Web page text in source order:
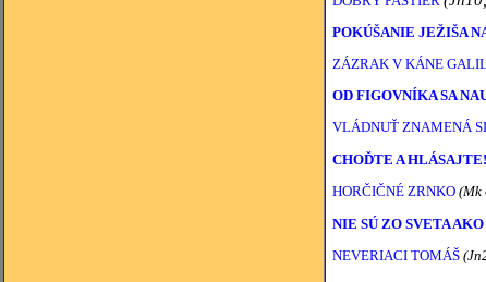
POKÚŠANIE JEŽIŠA
ZÁZRAK V KÁNE
OD FIGOVNÍKA SA
VLÁDNUŤ ZNAMENÁ
CHOĎTE A HLÁSAJTE!
HORČIČNÉ ZRNKO (Mk
NIE SÚ ZO SVETA
NEVERIACI TOMÁŠ